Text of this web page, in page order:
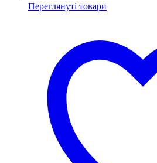
Переглянуті товари